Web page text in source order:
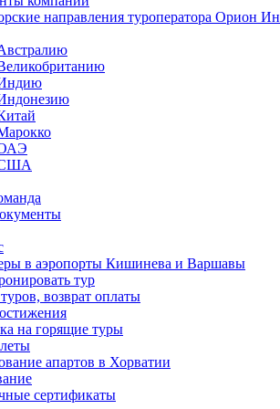
направления туроператора Орион
США
в аэропорты Кишинева и Варшавы
тур
возврат оплаты
на горящие туры
апартов в Хорватии
сертификаты